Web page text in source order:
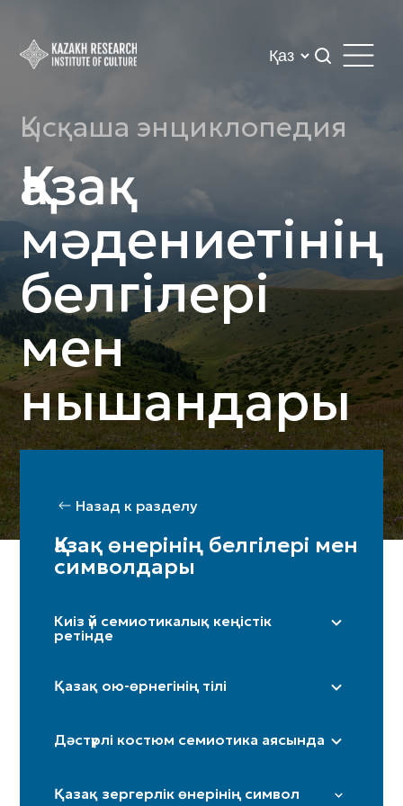
Қысқаша энциклопедия
Қазақ
мәдениетінің
белгілері
мен
нышандары
Назад к разделу
Қазақ өнерінің белгілері мен
символдары
Киіз үй семиотикалық кеңістік
ретінде
жағы)
Шаңырақ
Қазақ ою-өрнегінің тілі
«Күн нұры»/«Күн көзі»
«Шимай»
Дәстүрлі костюм семиотика аясында
Бөрік
Қазақ зергерлік өнерінің символ